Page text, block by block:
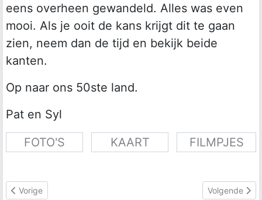
eens overheen gewandeld. Alles was even
mooi. Als je ooit de kans krijgt dit te gaan
zien, neem dan de tijd en bekijk beide
kanten.
Op naar ons 50ste land.
Pat en Syl
FOTO'S
KAART FILMPJES
Vorig artikel: Land 50, Paraguay
Vorige Volgende
Volgende